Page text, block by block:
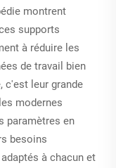
montrent
supports
à réduire les
de travail bien
c'est leur grande
modernes
paramètres en
besoins
à chacun et